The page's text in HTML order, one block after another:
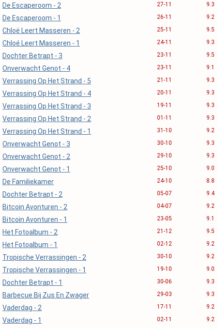
De Escaperoom - 2 27-11 9.3
De Escaperoom - 1 26-11 9.2
Chloë Leert Masseren - 2 25-11 9.5
Chloé Leert Masseren - 1 24-11 9.3
Dochter Betrapt - 3 23-11 9.5
Onverwacht Genot - 4 23-11 9.1
Verrassing Op Het Strand - 5 21-11 9.3
Verrassing Op Het Strand - 4 20-11 9.3
Verrassing Op Het Strand - 3 19-11 9.3
Verrassing Op Het Strand - 2 01-11 9.3
Verrassing Op Het Strand - 1 31-10 9.2
Onverwacht Genot - 3 30-10 9.3
Onverwacht Genot - 2 29-10 9.3
Onverwacht Genot - 1 25-10 9.0
De Familiekamer 24-10 8.8
Dochter Betrapt - 2 05-07 9.4
Bitcoin Avonturen - 2 04-07 9.2
Bitcoin Avonturen - 1 23-05 9.1
Het Fotoalbum - 2 21-12 9.5
Het Fotoalbum - 1 02-12 9.2
Tropische Verrassingen - 2 30-10 9.2
Tropische Verrassingen - 1 19-10 9.0
Dochter Betrapt - 1 30-06 9.3
Barbecue Bij Zus En Zwager 29-03 9.3
Vaderdag - 2 17-11 9.2
Vaderdag - 1 02-11 9.2